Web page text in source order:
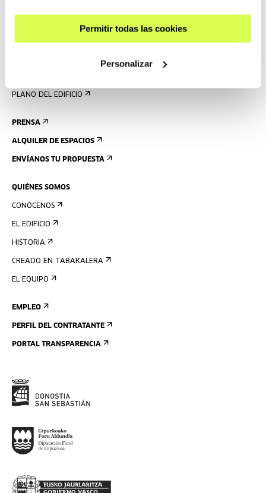
Permitir todas las cookies
Personalizar
PLANO DEL EDIFICIO
PRENSA
ALQUILER DE ESPACIOS
ENVÍANOS TU PROPUESTA
QUIÉNES SOMOS
CONÓCENOS
EL EDIFICIO
HISTORIA
CREADO EN TABAKALERA
EL EQUIPO
EMPLEO
PERFIL DEL CONTRATANTE
PORTAL TRANSPARENCIA